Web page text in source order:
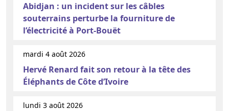
Abidjan : un incident sur les câbles
souterrains perturbe la fourniture de
l’électricité à Port-Bouët
mardi 4 août 2026
Hervé Renard fait son retour à la tête des
Éléphants de Côte d’Ivoire
lundi 3 août 2026